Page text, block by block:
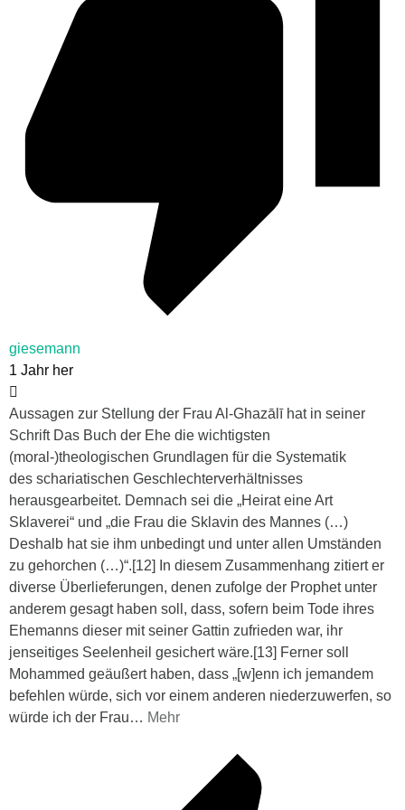
giesemann
1 Jahr her
Aussagen zur Stellung der Frau Al-Ghazālī hat in seiner
Schrift Das Buch der Ehe die wichtigsten
(moral-)theologischen Grundlagen für die Systematik
des schariatischen Geschlechterverhältnisses
herausgearbeitet. Demnach sei die „Heirat eine Art
Sklaverei“ und „die Frau die Sklavin des Mannes (…)
Deshalb hat sie ihm unbedingt und unter allen Umständen
zu gehorchen (…)“.[12] In diesem Zusammenhang zitiert er
diverse Überlieferungen, denen zufolge der Prophet unter
anderem gesagt haben soll, dass, sofern beim Tode ihres
Ehemanns dieser mit seiner Gattin zufrieden war, ihr
jenseitiges Seelenheil gesichert wäre.[13] Ferner soll
Mohammed geäußert haben, dass „[w]enn ich jemandem
befehlen würde, sich vor einem anderen niederzuwerfen, so
würde ich der Frau… Mehr